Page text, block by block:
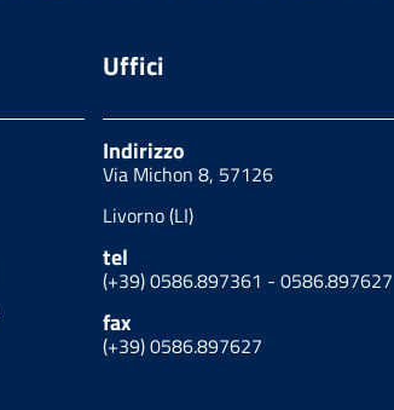
Uffici
Indirizzo
Via Michon 8, 57126
Livorno (LI)
tel
(+39) 0586.897361 - 0586.897627
fax
(+39) 0586.897627